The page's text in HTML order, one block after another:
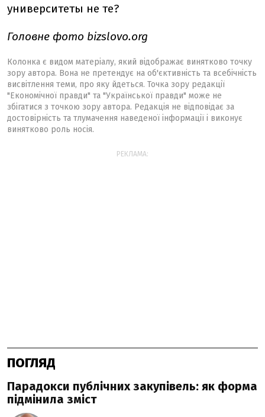
университеты не те?
Головне фото bizslovo.org
Колонка є видом матеріалу, який відображає винятково точку
зору автора. Вона не претендує на об'єктивність та всебічність
висвітлення теми, про яку йдеться. Точка зору редакції
"Економічної правди" та "Української правди" може не
збігатися з точкою зору автора. Редакція не відповідає за
достовірність та тлумачення наведеної інформації і виконує
винятково роль носія.
РЕКЛАМА:
ПОГЛЯД
Парадокси публічних закупівель: як форма
підмінила зміст